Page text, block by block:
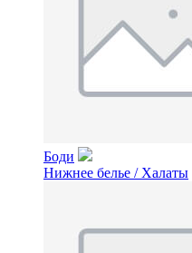
Боди
Нижнее белье / Халаты